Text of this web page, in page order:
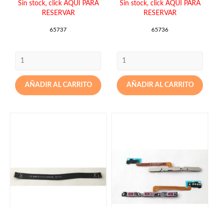
Sin stock, click AQUÍ PARA
RESERVAR
65737
AÑADIR AL CARRITO
Sin stock, click AQUÍ PARA
RESERVAR
65736
AÑADIR AL CARRITO